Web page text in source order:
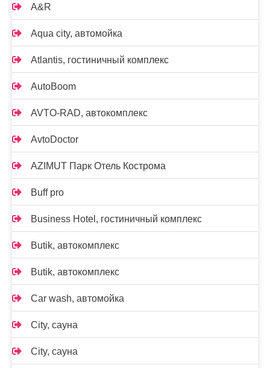
A&R
Aqua city, автомойка
Atlantis, гостиничный комплекс
AutoBoom
AVTO-RAD, автокомплекс
AvtoDoctor
AZIMUT Парк Отель Кострома
Buff pro
Business Hotel, гостиничный комплекс
Butik, автокомплекс
Butik, автокомплекс
Car wash, автомойка
City, сауна
City, сауна